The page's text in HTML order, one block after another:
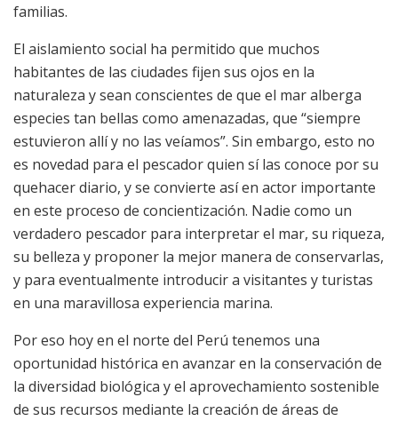
familias.
El aislamiento social ha permitido que muchos
habitantes de las ciudades fijen sus ojos en la
naturaleza y sean conscientes de que el mar alberga
especies tan bellas como amenazadas, que “siempre
estuvieron allí y no las veíamos”. Sin embargo, esto no
es novedad para el pescador quien sí las conoce por su
quehacer diario, y se convierte así en actor importante
en este proceso de concientización. Nadie como un
verdadero pescador para interpretar el mar, su riqueza,
su belleza y proponer la mejor manera de conservarlas,
y para eventualmente introducir a visitantes y turistas
en una maravillosa experiencia marina.
Por eso hoy en el norte del Perú tenemos una
oportunidad histórica en avanzar en la conservación de
la diversidad biológica y el aprovechamiento sostenible
de sus recursos mediante la creación de áreas de